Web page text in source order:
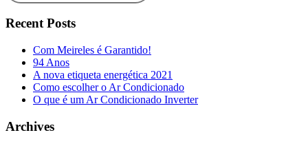
Recent Posts
Com Meireles é Garantido!
94 Anos
A nova etiqueta energética 2021
Como escolher o Ar Condicionado
O que é um Ar Condicionado Inverter
Archives